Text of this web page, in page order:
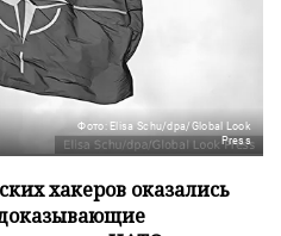
Фото: Elisa Schu/dpa/Global Look
Press
хакеров оказались